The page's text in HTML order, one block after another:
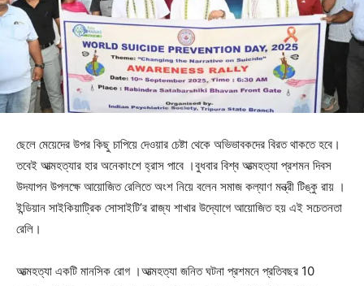
ছেলে মেয়েদের উপর কিছু চাপিয়ে দেওয়ার চেষ্টা থেকে অভিভাবকদের বিরত থাকতে হবে।
তবেই আত্মহত্যার হার অনেকাংশে হ্রাস পাবে ।বুধবার বিশ্ব আত্মহত্যা প্রশমন দিবস
উদযাপন উপলক্ষে আয়োজিত রেলিতে অংশ নিয়ে বলেন সমাজ কল্যাণ মন্ত্রী টিঙ্কু রায় ।
ইন্ডিয়ান সাইকিয়াট্রিক সোসাইটি’র রাজ্য শাখার উদ্যোগে আয়োজিত হয় এই সচেতনতা
রেলি।
আত্মহত্যা একটি মানসিক রোগ ।আত্মহত্যা জনিত ঘটনা প্রশমনে প্রতিবছর 10